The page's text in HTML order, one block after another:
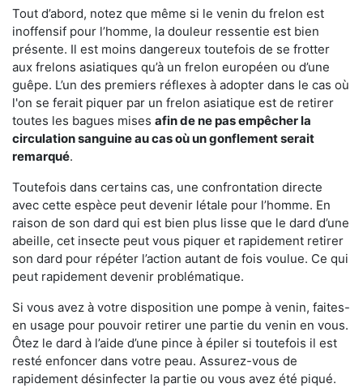
Tout d’abord, notez que même si le venin du frelon est
inoffensif pour l’homme, la douleur ressentie est bien
présente. Il est moins dangereux toutefois de se frotter
aux frelons asiatiques qu’à un frelon européen ou d’une
guêpe. L’un des premiers réflexes à adopter dans le cas où
l'on se ferait piquer par un frelon asiatique est de retirer
toutes les bagues mises afin de ne pas empêcher la
circulation sanguine au cas où un gonflement serait
remarqué.
Toutefois dans certains cas, une confrontation directe
avec cette espèce peut devenir létale pour l’homme. En
raison de son dard qui est bien plus lisse que le dard d’une
abeille, cet insecte peut vous piquer et rapidement retirer
son dard pour répéter l’action autant de fois voulue. Ce qui
peut rapidement devenir problématique.
Si vous avez à votre disposition une pompe à venin, faites-
en usage pour pouvoir retirer une partie du venin en vous.
Ôtez le dard à l’aide d’une pince à épiler si toutefois il est
resté enfoncer dans votre peau. Assurez-vous de
rapidement désinfecter la partie ou vous avez été piqué.